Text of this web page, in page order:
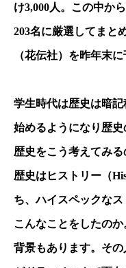
け3,000人。この中か
203名に厳選してまと
（花伝社）を昨年末
学生時代は歴史は暗
始めるようになり歴
歴史をこう考えてみる
歴史はヒストリー（
ち、ハイスペックな
こんなことをしたの
背景もあります。そ